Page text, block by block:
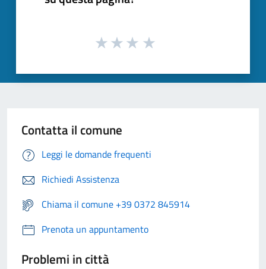
Contatta il comune
Leggi le domande frequenti
Richiedi Assistenza
Chiama il comune +39 0372 845914
Prenota un appuntamento
Problemi in città